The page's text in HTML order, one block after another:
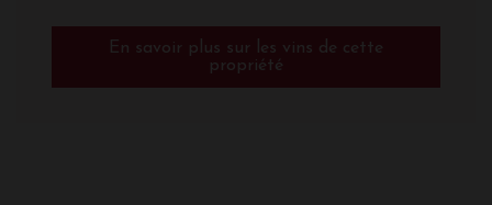
En savoir plus sur les vins de cette
propriété